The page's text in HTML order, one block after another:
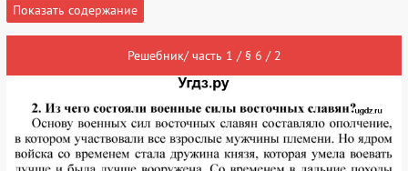
Показать содержание
Решебник/ часть 1 / § 6 / 2